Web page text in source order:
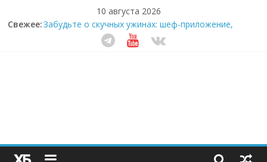
10 августа 2026
Свежее:Забудьте о скучных ужинах: шеф-приложение,
которое видит вашу еду насквозь
Небо зовёт: как бизнес на полётах дронов и
Секрет супергидратации: почему кокосовая вода с
пребиотиками становится главным трендом